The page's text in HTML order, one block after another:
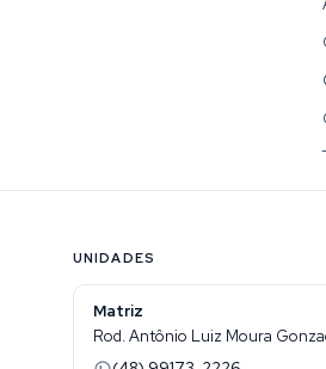
UNIDADES
Matriz
Rod. Antônio Luiz Moura